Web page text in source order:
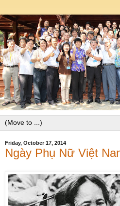
Friday, October 17, 2014
Ngày Phụ Nữ Việt